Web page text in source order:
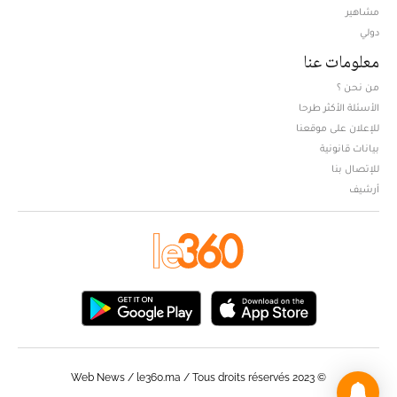
مشاهير
دولي
معلومات عنا
من نحن ؟
الأسئلة الأكثر طرحا
للإعلان على موقعنا
بيانات قانونية
للإتصال بنا
أرشيف
© Web News / le360.ma / Tous droits réservés 2023